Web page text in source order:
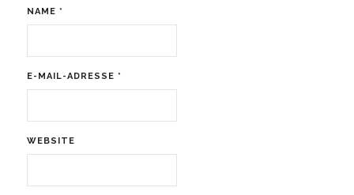
NAME *
E-MAIL-ADRESSE *
WEBSITE